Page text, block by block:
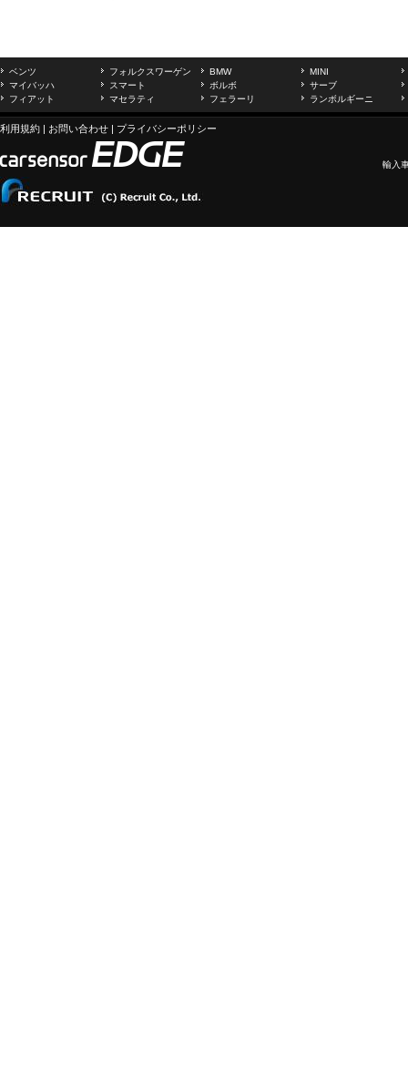
ベンツ フォルクスワーゲン BMW
MINI
マイバッハ
スマート ボルボ
サーブ
フィアット
マセラティ フェラーリ ランボルギーニ
利用規約 | お問い合わせ | プライバシーポリシー
輸入